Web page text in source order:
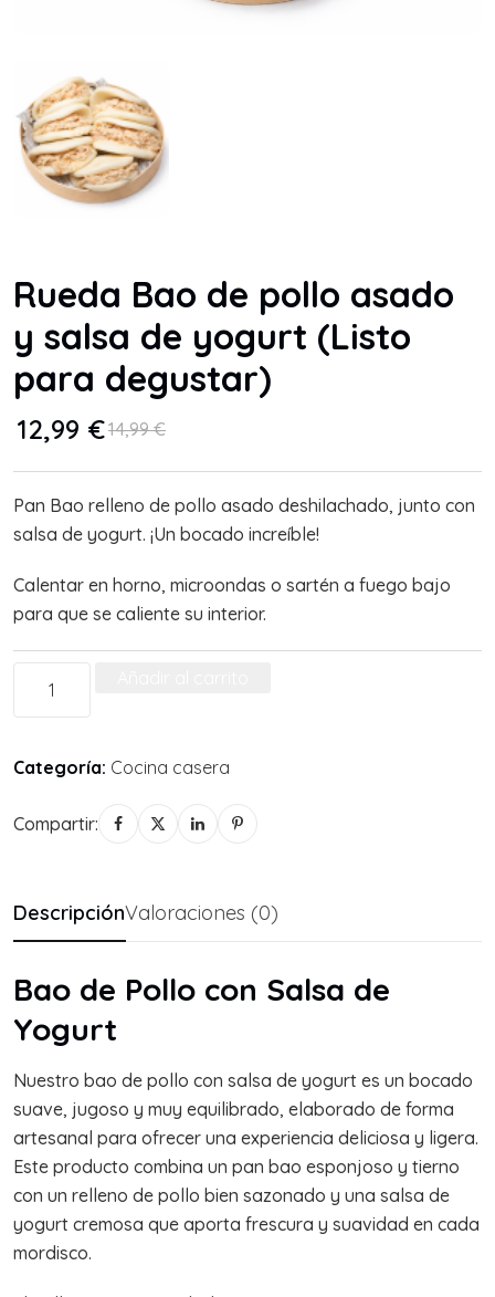
Rueda Bao de pollo asado
y salsa de yogurt (Listo
para degustar)
14,99
12,99 €
Pan Bao relleno de pollo asado deshilachado, junto con
salsa de yogurt. ¡Un bocado increíble!
Calentar en horno, microondas o sartén a fuego bajo
para que se caliente su interior.
Categoría:
Compartir:
Descripción Valoraciones (0)
Bao de Pollo con Salsa de
Yogurt
Nuestro bao de pollo con salsa de yogurt es un bocado
suave, jugoso y muy equilibrado, elaborado de forma
artesanal para ofrecer una experiencia deliciosa y ligera.
Este producto combina un pan bao esponjoso y tierno
con un relleno de pollo bien sazonado y una salsa de
yogurt cremosa que aporta frescura y suavidad en cada